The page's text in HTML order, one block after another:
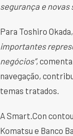
segurança e novas
Para Toshiro
importantes
negócios”,
navegação,
temas tratados.
A Smart.Con
Komatsu e Banco